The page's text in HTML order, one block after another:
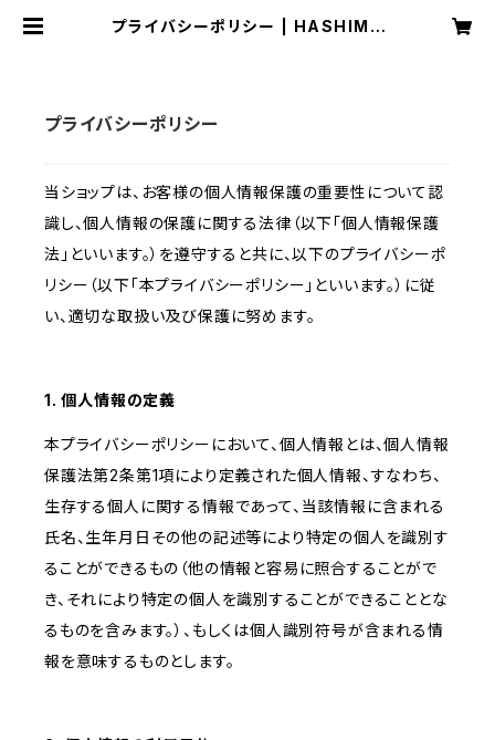
プライバシーポリシー | HASHIMO
プライバシーポリシー
当ショップは、お客様の個人情報保護の重要性について認
識し、個人情報の保護に関する法律（以下「個人情報保護
法」といいます。）を遵守すると共に、以下のプライバシーポ
リシー（以下「本プライバシーポリシー」といいます。）に従
い、適切な取扱い及び保護に努めます。
1. 個人情報の定義
本プライバシーポリシーにおいて、個人情報とは、個人情報
保護法第2条第1項により定義された個人情報、すなわち、
生存する個人に関する情報であって、当該情報に含まれる
氏名、生年月日その他の記述等により特定の個人を識別す
ることができるもの（他の情報と容易に照合することがで
き、それにより特定の個人を識別することができることとな
るものを含みます。）、もしくは個人識別符号が含まれる情
報を意味するものとします。